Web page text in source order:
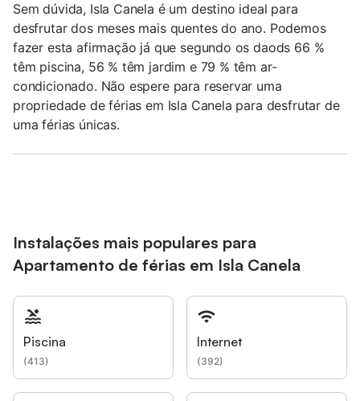
Sem dúvida, Isla Canela é um destino ideal para
desfrutar dos meses mais quentes do ano. Podemos
fazer esta afirmação já que segundo os daods 66 %
têm piscina, 56 % têm jardim e 79 % têm ar-
condicionado. Não espere para reservar uma
propriedade de férias em Isla Canela para desfrutar de
uma férias únicas.
Instalações mais populares para
Apartamento de férias em Isla Canela
Piscina
(413)
Internet
(392)